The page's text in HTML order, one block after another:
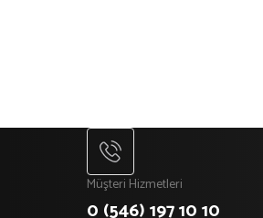
Müşteri Hizmetleri
0 (546) 197 10 10